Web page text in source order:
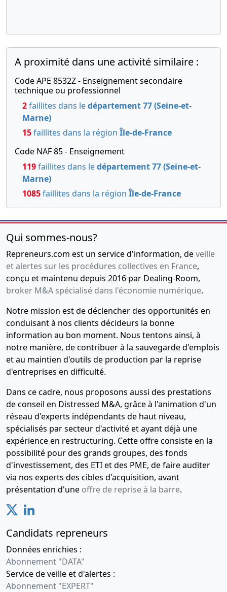
A proximité dans une activité similaire :
Code APE 8532Z - Enseignement secondaire
technique ou professionnel
2faillites dans ledépartement 77 (Seine-et-
Marne)
15faillites dans la région Île-de-France
Code NAF 85 - Enseignement
119faillites dans ledépartement 77 (Seine-et-
Marne)
1085faillites dans la région Île-de-France
Qui sommes-nous?
Repreneurs.com est un service d'information, deveille
et alertes sur les procédures collectives en France,
conçu et maintenu depuis 2016 par Dealing-Room,
broker M&A spécialisé dans l'économie numérique.
Notre mission est de déclencher des opportunités en
conduisant à nos clients décideurs la bonne
information au bon moment. Nous tentons ainsi, à
notre manière, de contribuer à la sauvegarde d'emplois
et au maintien d'outils de production par la reprise
d'entreprises en difficulté.
Dans ce cadre, nous proposons aussi des prestations
de conseil en Distressed M&A, grâce à l'animation d'un
réseau d'experts indépendants de haut niveau,
spécialisés par secteur d'activité et ayant déjà une
expérience en restructuring. Cette offre consiste en la
possibilité pour des grands groupes, des fonds
d'investissement, des ETI et des PME, de faire auditer
via nos experts des cibles d'acquisition, avant
présentation d'une offre de reprise à la barre.
Candidats repreneurs
Données enrichies :
Abonnement "DATA"
Service de veille et d'alertes :
Abonnement "EXPERT"